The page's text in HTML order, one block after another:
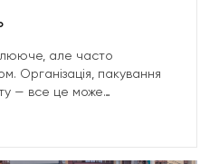
але часто
Організація, пакування
— все це може